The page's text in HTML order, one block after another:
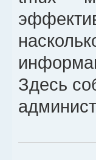
Здесь